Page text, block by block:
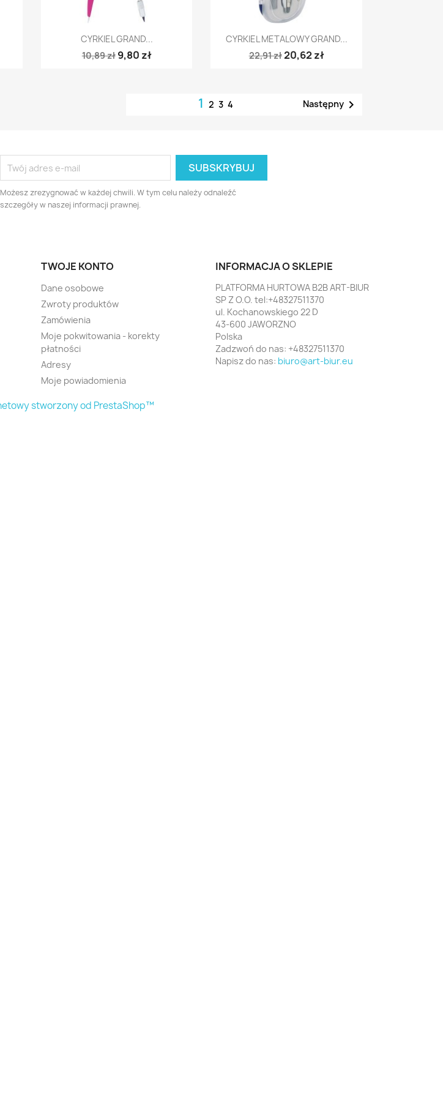
Szybki podgląd
CYRKIEL GRAND...
10,89 zł 9,80 zł
Szybki podgląd
CYRKIEL METALOWY GRAND...
22,91 zł20,62 zł
1 2 3 4 Następny
Możesz zrezygnować w każdej chwili. W tym celu należy odnaleźć
szczegóły w naszej informacji prawnej.
TWOJE KONTO
Dane osobowe
Zwroty produktów
Zamówienia
Moje pokwitowania - korekty
płatności
Adresy
Moje powiadomienia
INFORMACJA O SKLEPIE
PLATFORMA HURTOWA B2B ART-BIUR
SP Z O.O. tel:+48327511370
ul. Kochanowskiego 22 D
43-600 JAWORZNO
Polska
Zadzwoń do nas: +48327511370
Napisz do nas: biuro@art-biur.eu
stworzony od PrestaShop™